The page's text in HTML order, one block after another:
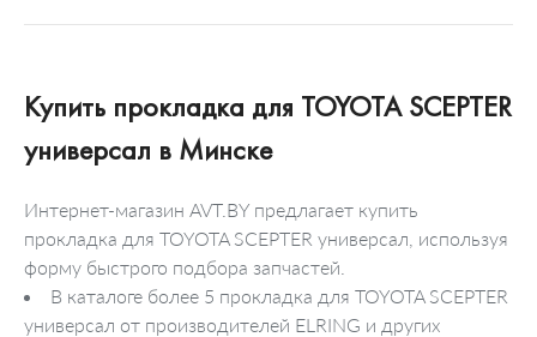
Купить прокладка для TOYOTA SCEPTER
универсал в Минске
Интернет-магазин AVT.BY предлагает купить
прокладка для TOYOTA SCEPTER универсал, используя
форму быстрого подбора запчастей.
В каталоге более 5 прокладка для TOYOTA SCEPTER
универсал от производителей ELRING и других